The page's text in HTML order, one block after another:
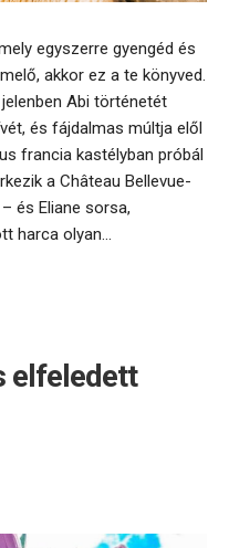
egyszerre gyengéd és
akkor ez a te könyved.
Abi történetét
és fájdalmas múltja elől
francia kastélyban próbál
a Château Bellevue-
és Eliane sorsa,
harca olyan...
elfeledett